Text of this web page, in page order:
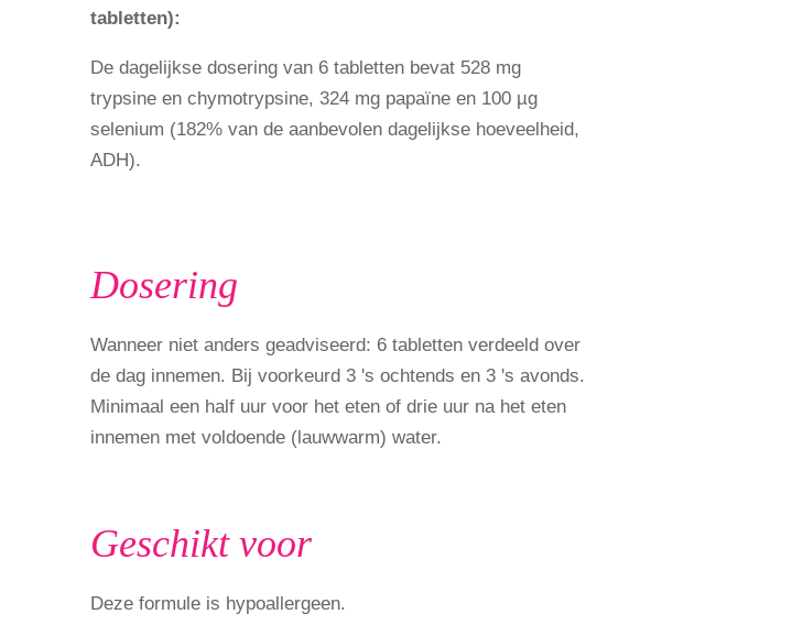
tabletten):
De dagelijkse dosering van 6 tabletten bevat 528 mg
trypsine en chymotrypsine, 324 mg papaïne en 100 µg
selenium (182% van de aanbevolen dagelijkse hoeveelheid,
ADH).
Dosering
Wanneer niet anders geadviseerd: 6 tabletten verdeeld over
de dag innemen. Bij voorkeurd 3 's ochtends en 3 's avonds.
Minimaal een half uur voor het eten of drie uur na het eten
innemen met voldoende (lauwwarm) water.
Geschikt voor
Deze formule is hypoallergeen.